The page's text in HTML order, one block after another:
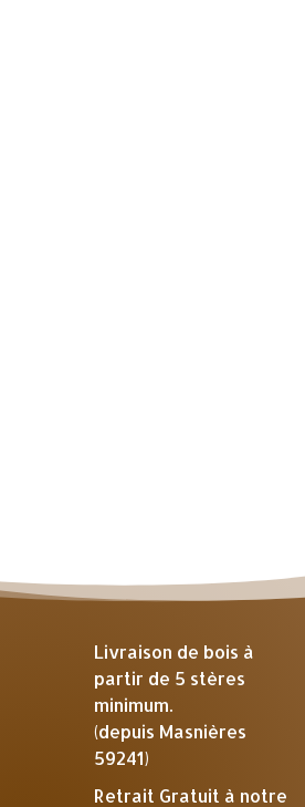
Livraison de bois à
partir de 5 stères
minimum.
(depuis Masnières
59241)
Retrait Gratuit à notre